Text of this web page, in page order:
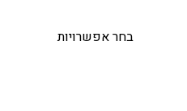
בחר אפשרויות